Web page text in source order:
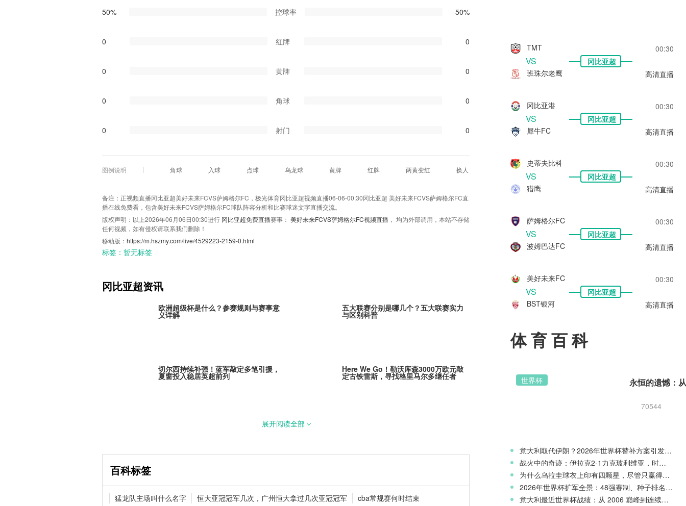
50% 控球率 50%
0 红牌 0
0 黄牌 0
0 角球 0
0 射门 0
图例说明 角球 入球 点球 乌龙球 黄牌 红牌 两黄变红 换人
备注：正视频直播冈比亚超美好未来FCVS萨姆格尔FC，极光体育冈比亚超视频直播06-06-00:30冈比亚超 美好未来FCVS萨姆格尔FC直
播在线免费看，包含美好未来FCVS萨姆格尔FC球队阵容分析和比赛球迷文字直播交流。
版权声明：以上2026年06月06日00:30进行 冈比亚超免费直播赛事： 美好未来FCVS萨姆格尔FC视频直播 ， 均为外部调用，本站不存储
任何视频，如有侵权请联系我们删除！
移动版： https://m.hszmy.com/live/4529223-2159-0.html
标签： 暂无标签
冈比亚超资讯
欧洲超级杯是什么？参赛规则与赛事意
义详解
五大联赛分别是哪几个？五大联赛实力
与区别科普
切尔西持续补强！蓝军敲定多笔引援，
夏窗投入稳居英超前列
Here We Go！勒沃库森3000万欧元敲
定古铁雷斯，寻找格里马尔多继任者
巴黎全力追逐米卡·戈茨！阿贾克斯新星
追梦格林一年合同留守勇士！1年2770万
继续搭档库里
德甲夏窗动态！多特持续追逐18岁天才
卡雷查斯
展开阅读全部
百科标签
猛龙队主场叫什么名字 恒大亚冠冠军几次，广州恒大拿过几次亚冠冠军
cba常规赛何时结束
TMT 00:30
VS
冈比亚超
班珠尔老鹰
高清直播
冈比亚港 00:30
VS
冈比亚超
犀牛FC
高清直播
史蒂夫比科 00:30
VS
冈比亚超
猎鹰
高清直播
萨姆格尔FC 00:30
VS
冈比亚超
波姆巴达FC
高清直播
美好未来FC 00:30
VS
冈比亚超
BST银河
高清直播
体育百科
世界杯
70544
意大利取代伊朗？2026年世界杯替补方案引发争议
战火中的奇迹：伊拉克2-1力克玻利维亚，时隔40年重返世界杯舞台
为什么乌拉圭球衣上印有四颗星，尽管只赢得两次世界杯冠军？
2026年世界杯扩军全景：48强赛制、种子排名与淘汰赛新规则
意大利最近世界杯战绩：从 2006 巅峰到连续三届无缘正赛的沉沦